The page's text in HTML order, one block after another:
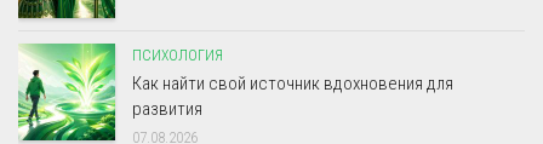
ПСИХОЛОГИЯ
Как найти свой источник вдохновения для
развития
07.08.2026